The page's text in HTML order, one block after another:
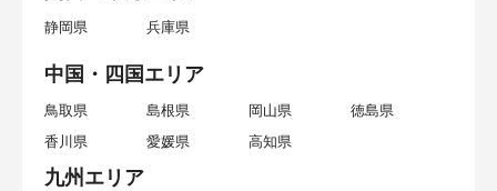
静岡県 兵庫県
中国・四国エリア
鳥取県 島根県 岡山県
徳島県
香川県
愛媛県 高知県
九州エリア